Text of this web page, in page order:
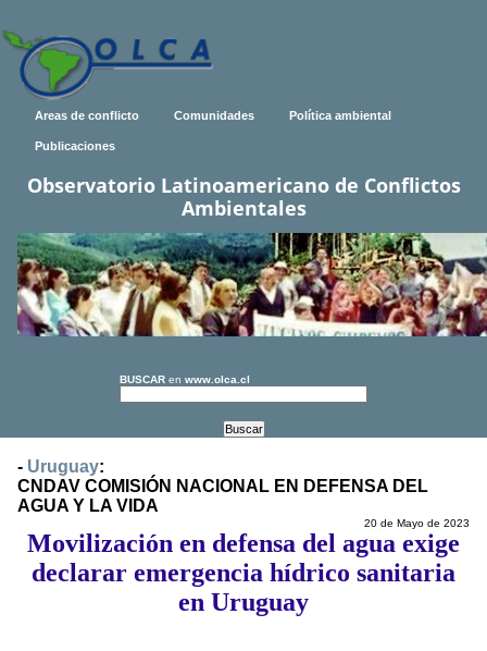
Areas de conflicto Comunidades Política ambiental
Publicaciones
Observatorio Latinoamericano de Conflictos
Ambientales
BUSCAR en www.olca.cl
- Uruguay:
CNDAV COMISIÓN NACIONAL EN DEFENSA DEL
AGUA Y LA VIDA
20 de Mayo de 2023
Movilización en defensa del agua exige
declarar emergencia hídrico sanitaria
en Uruguay